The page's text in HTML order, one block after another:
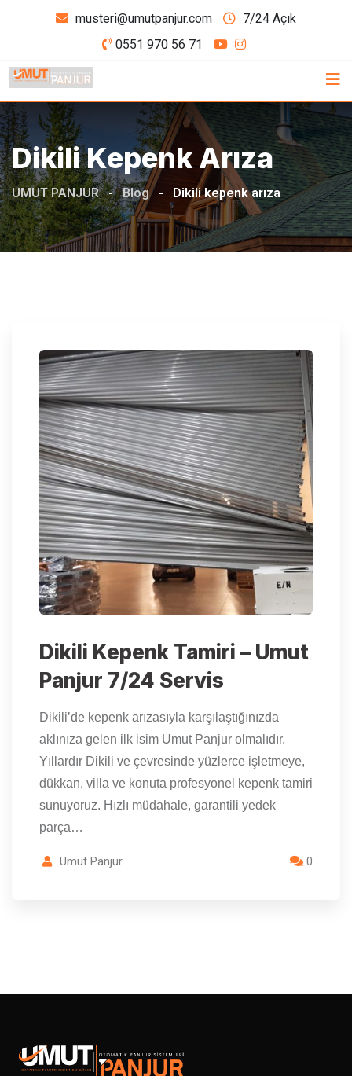
musteri@umutpanjur.com
7/24 Açık
0551 970 56 71
Dikili Kepenk Arıza
UMUT PANJUR - Blog - Dikili kepenk arıza
Dikili Kepenk Tamiri – Umut
Panjur 7/24 Servis
Dikili’de kepenk arızasıyla karşılaştığınızda
aklınıza gelen ilk isim Umut Panjur olmalıdır.
Yıllardır Dikili ve çevresinde yüzlerce işletmeye,
dükkan, villa ve konuta profesyonel kepenk tamiri
sunuyoruz. Hızlı müdahale, garantili yedek
parça…
Umut Panjur 0